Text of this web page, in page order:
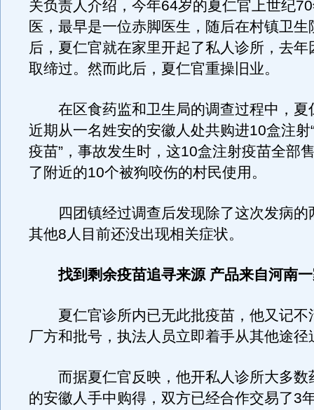
关负责人介绍，今年64岁的夏仁官上世纪
医，最早是一位赤脚医生，随后在村镇卫生
后，夏仁官就在家里开起了私人诊所，去年
取缔过。然而此后，夏仁官重操旧业。
在区食药监和卫生局的调查过程中，夏
近期从一名姓安的安徽人处共购进10盒注射
疫苗”，事故发生时，这10盒注射疫苗全部
了附近的10个被狗咬伤的村民使用。
四团镇经过调查后发现除了这次发病的
其他8人目前还没出现相关症状。
找到剩余疫苗追寻来源 产品来自河南一
夏仁官诊所内已无此批疫苗，他又记不
厂方和批号，执法人员立即着手从其他途径
而据夏仁官反映，他开私人诊所大多数
的安徽人手中购得，双方已经合作交易了3